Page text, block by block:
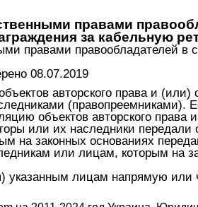
правами
за кабельную
правами правообладателей в
08.07.2019
авторского права и
(правопреемниками).
объектов авторского
или их наследники передали
на законных основаниях
или лицам, которым на
лицам напрямую или